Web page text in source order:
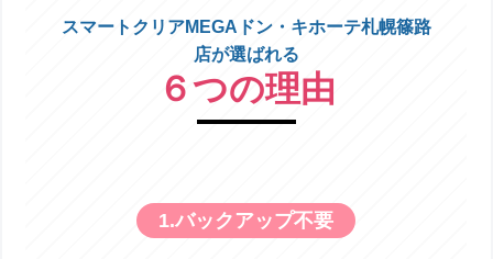
スマートクリアMEGAドン・キホーテ札幌篠路
店が選ばれる
６つの理由
1.バックアップ不要